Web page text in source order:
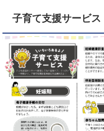
子育て支援サービス